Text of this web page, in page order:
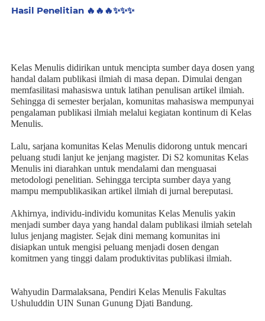
Hasil Penelitian 🔥🔥🔥✨️✨️✨️
Kelas Menulis didirikan untuk mencipta sumber daya dosen yang
handal dalam publikasi ilmiah di masa depan. Dimulai dengan
memfasilitasi mahasiswa untuk latihan penulisan artikel ilmiah.
Sehingga di semester berjalan, komunitas mahasiswa mempunyai
pengalaman publikasi ilmiah melalui kegiatan kontinum di Kelas
Menulis.
Lalu, sarjana komunitas Kelas Menulis didorong untuk mencari
peluang studi lanjut ke jenjang magister. Di S2 komunitas Kelas
Menulis ini diarahkan untuk mendalami dan menguasai
metodologi penelitian. Sehingga tercipta sumber daya yang
mampu mempublikasikan artikel ilmiah di jurnal bereputasi.
Akhirnya, individu-individu komunitas Kelas Menulis yakin
menjadi sumber daya yang handal dalam publikasi ilmiah setelah
lulus jenjang magister. Sejak dini memang komunitas ini
disiapkan untuk mengisi peluang menjadi dosen dengan
komitmen yang tinggi dalam produktivitas publikasi ilmiah.
Wahyudin Darmalaksana, Pendiri Kelas Menulis Fakultas
Ushuluddin UIN Sunan Gunung Djati Bandung.